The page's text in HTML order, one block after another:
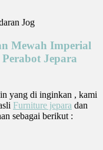
Jog
Mewah Imperial
Jepara
yang di inginkan , kami
Furniture jepara dan
sebagai berikut :